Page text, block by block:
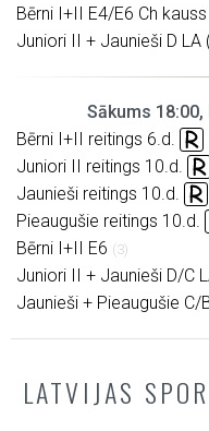
Bērni I+II E4/E6 Ch kauss
Juniori II + Jaunieši D LA
Sākums
Bērni I+II reitings 6.d.
Juniori II reitings 10.d.
Jaunieši reitings 10.d.
Pieaugušie reitings 10.d.
Bērni I+II E6 (3)
Juniori II + Jaunieši D/C
Jaunieši + Pieaugušie C/
LATVIJAS